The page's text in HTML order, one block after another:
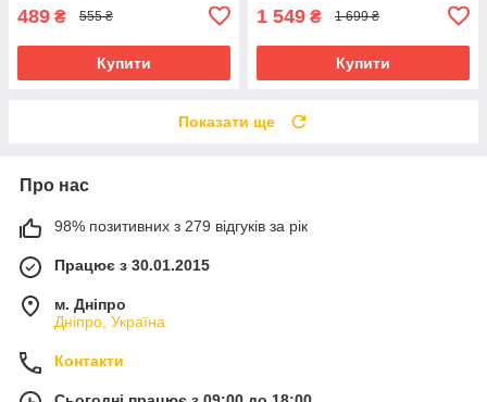
489 ₴ 555 ₴
Купити
1 549 ₴ 1 699 ₴
Купити
Показати ще
Про нас
98% позитивних з 279 відгуків за рік
Працює з 30.01.2015
м. Дніпро
Дніпро, Україна
Контакти